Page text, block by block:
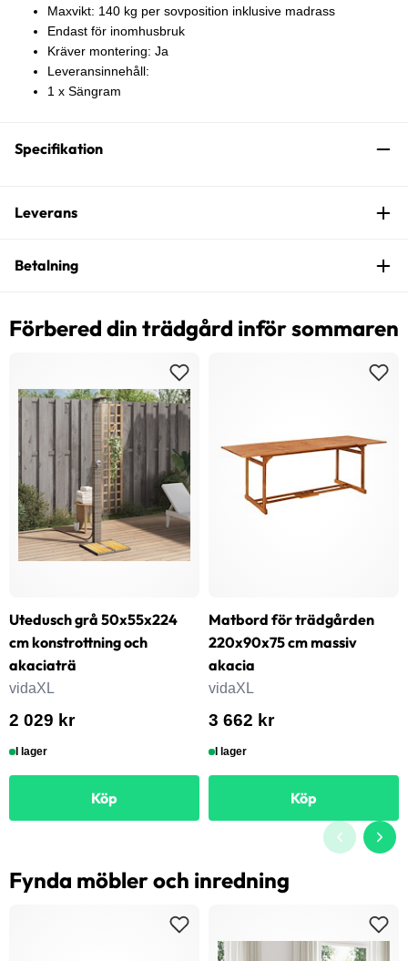
Maxvikt: 140 kg per sovposition inklusive madrass
Endast för inomhusbruk
Kräver montering: Ja
Leveransinnehåll:
1 x Sängram
Specifikation
Leverans
Betalning
Förbered din trädgård inför sommaren
Utedusch grå 50x55x224
cm konstrottning och
akaciaträ
vidaXL
2 029 kr
I lager
Köp
Matbord för trädgården
220x90x75 cm massiv
akacia
vidaXL
3 662 kr
I lager
Köp
Fynda möbler och inredning